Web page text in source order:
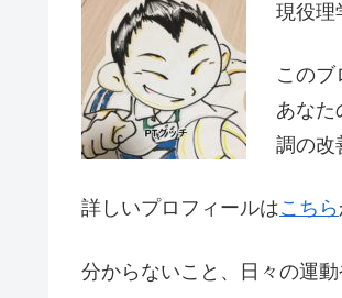
現役理
このブ
あなた
調の改
詳しいプロフィールはこちら
分からないこと、日々の運